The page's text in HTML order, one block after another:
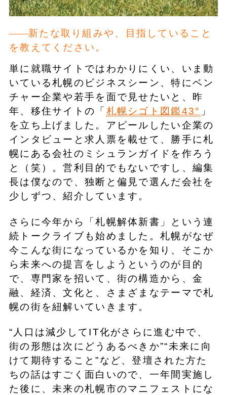
新たな取り組みや、目指していること
を教えてください。
単に就職サイトではわかりにくい、いま動
いている札幌のビジネスシーン、特にベン
チャー企業や若手を面で見せたいと、昨
年、移住サイトの「 札幌シゴト図鑑43° 」
を立ち上げました。アピールしたい企業の
インタビューと求人票を載せて、勝手に札
幌にある会社のミシュランガイドを作ろう
と（笑）。営利目的でもないですし、編集
長は僕なので、独断と偏見で選んだ会社を
少しずつ、紹介しています。
さらに今年から「札幌解体新書」という連
続トークライブも始めました。札幌がなぜ
今こんな街になっているかを知り、そこか
ら未来への提言をしようというのが目的
で、専門家を招いて、街の構造から、金
融、経済、文化と、さまざまなテーマで札
幌の街を紐解いていきます。
“人口は減少してIT化がさらに進む中で、
街の形態は次にどうあるべきか”“未来に向
けて期待すること”など、登壇された方た
ちの話はすごく面白いので、一年間実施し
た後に、未来の札幌市のマニフェストにな